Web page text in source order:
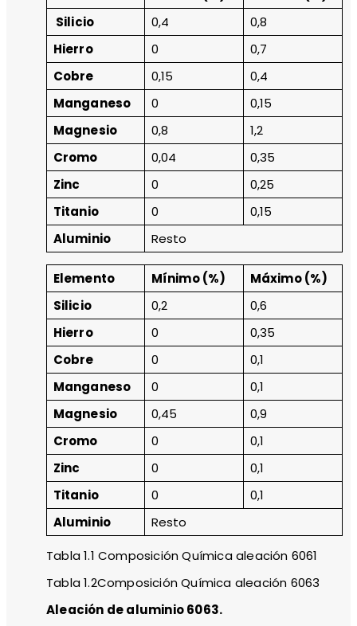
Silicio
0,4
0,8
Hierro
0
0,7
Cobre
0,15
0,4
Manganeso
0
0,15
Magnesio
0,8
1,2
Cromo
0,04
0,35
Zinc
0
0,25
Titanio
0
0,15
Aluminio
Resto
Elemento Mínimo (%)
Máximo (%)
Silicio
0,2
0,6
Hierro
0
0,35
Cobre
0
0,1
Manganeso
0
0,1
Magnesio
0,45
0,9
Cromo
0
0,1
Zinc
0
0,1
Titanio
0
0,1
Aluminio
Resto
Tabla 1.1 Composición Química aleación 6061
Tabla 1.2Composición Química aleación 6063
Aleación de aluminio 6063.